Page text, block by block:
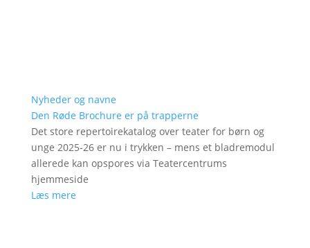
Nyheder og navne
Den Røde Brochure er på trapperne
Det store repertoirekatalog over teater for børn og
unge 2025-26 er nu i trykken – mens et bladremodul
allerede kan opspores via Teatercentrums
hjemmeside
Læs mere